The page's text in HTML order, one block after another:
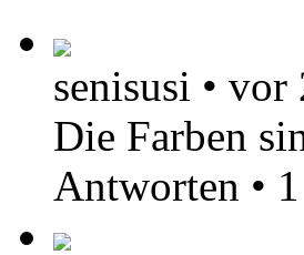
senisusi • vor
Die Farben
Antworten • 1